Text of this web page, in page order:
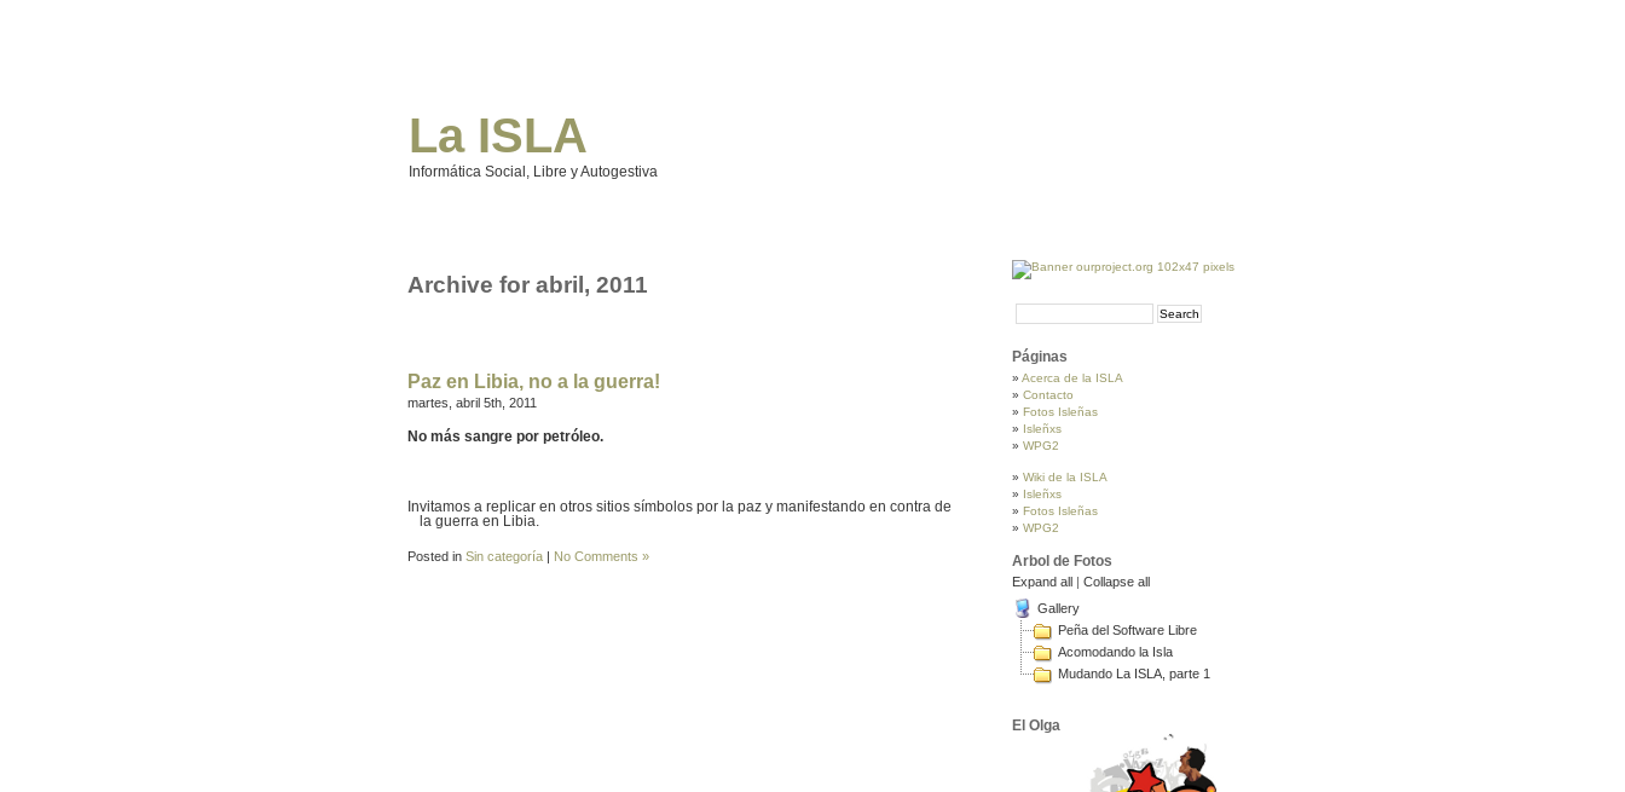
La ISLA
Informática Social, Libre y Autogestiva
Archive for abril, 2011
Paz en Libia, no a la guerra!
martes, abril 5th, 2011
No más sangre por petróleo.
Invitamos a replicar en otros sitios símbolos por la paz y manifestando en contra de
la guerra en Libia.
Posted in Sin categoría | No Comments »
Páginas
Acerca de la ISLA
Contacto
Fotos Isleñas
Isleñxs
WPG2
Wiki de la ISLA
Isleñxs
Fotos Isleñas
WPG2
Arbol de Fotos
Expand all | Collapse all
Gallery
Peña del Software Libre
Acomodando la Isla
Mudando La ISLA, parte 1
El Olga